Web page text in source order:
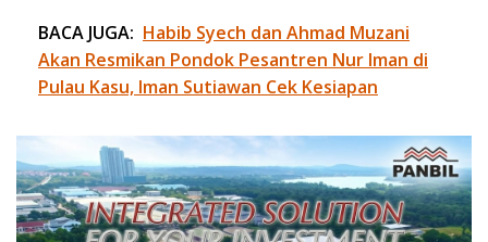
BACA JUGA: Habib Syech dan Ahmad Muzani
Akan Resmikan Pondok Pesantren Nur Iman di
Pulau Kasu, Iman Sutiawan Cek Kesiapan